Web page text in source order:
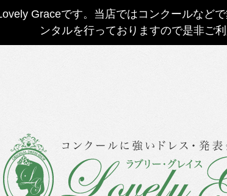
Graceです。当店ではコンクールなど
ンタルを行っておりますので是非ご利